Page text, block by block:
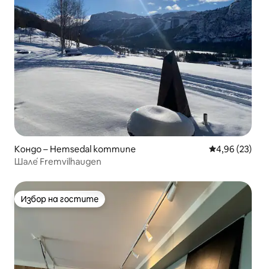
Кондо – Hemsedal kommune Средна
4,96 (23)
Шале́ Fremvilhaugen
Избор на гостите
Избор на гостите